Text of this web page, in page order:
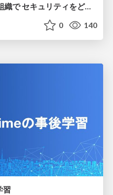
ボトムアップ文化が強い組織で セキュリティをどう根付かせていくかの現在進行形の話 / Making Security Stick in a Bottom-Up Organization
0 140
習